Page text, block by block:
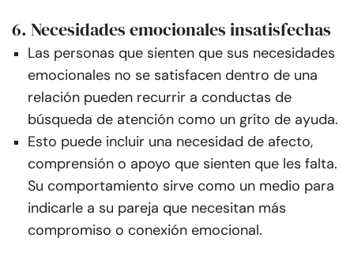
6. Necesidades emocionales insatisfechas
Las personas que sienten que sus necesidades
emocionales no se satisfacen dentro de una
relación pueden recurrir a conductas de
búsqueda de atención como un grito de ayuda.
Esto puede incluir una necesidad de afecto,
comprensión o apoyo que sienten que les falta.
Su comportamiento sirve como un medio para
indicarle a su pareja que necesitan más
compromiso o conexión emocional.